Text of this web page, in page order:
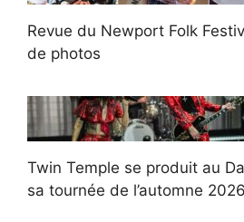
Revue du Newport Folk
de photos
Twin Temple se produit au
sa tournée de l’automne 2026